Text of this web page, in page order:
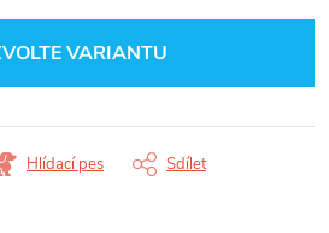
VARIANTU
Hlídací pes Sdílet